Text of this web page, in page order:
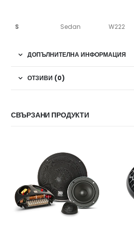
S Sedan W222
ДОПЪЛНИТЕЛНА ИНФОРМАЦИЯ
ОТЗИВИ (0)
СВЪРЗАНИ ПРОДУКТИ